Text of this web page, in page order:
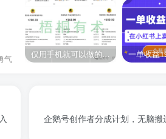
气 仅用手机就可以做的小项目，当天就能见钱，每天100-300
企鹅号创作者分成计划，无脑